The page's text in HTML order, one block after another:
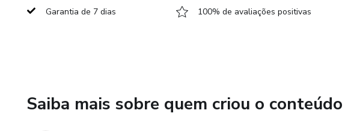
Garantia de 7 dias 100% de avaliações positivas
Saiba mais sobre quem criou o conteúdo